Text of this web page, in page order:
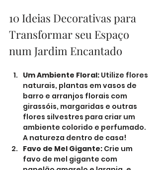
10 Ideias Decorativas para
Transformar seu Espaço
num Jardim Encantado
Um Ambiente Floral: Utilize flores
naturais, plantas em vasos de
barro e arranjos florais com
girassóis, margaridas e outras
flores silvestres para criar um
ambiente colorido e perfumado.
A natureza dentro de casa!
Favo de Mel Gigante: Crie um
favo de mel gigante com